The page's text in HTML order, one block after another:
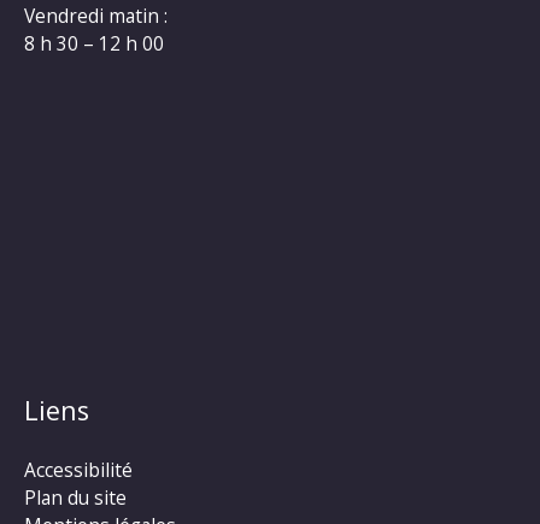
Vendredi matin :
8 h 30 – 12 h 00
Liens
Accessibilité
Plan du site